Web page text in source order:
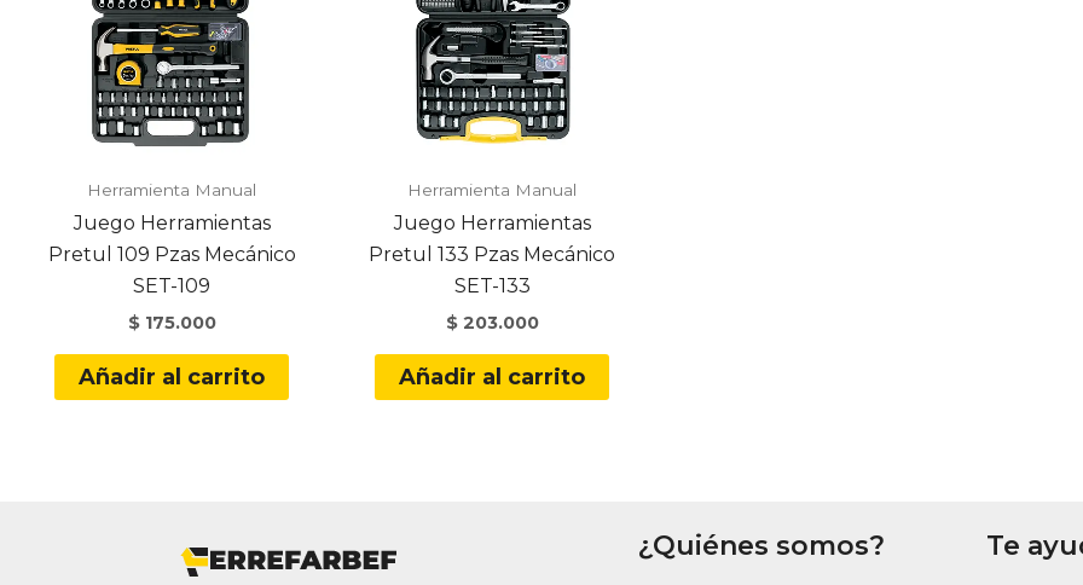
Herramienta Manual
Juego Herramientas
Pretul 109 Pzas Mecánico
SET-109
$175.000
Añadir al carrito
Herramienta Manual
Juego Herramientas
Pretul 133 Pzas Mecánico
SET-133
$203.000
Añadir al carrito
¿Quiénes somos? Te